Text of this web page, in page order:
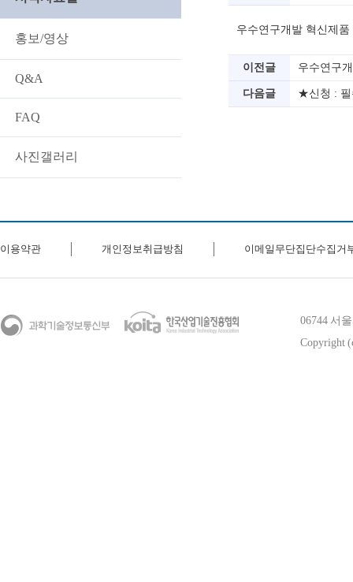
홍보/영상
Q&A
FAQ
사진갤러리
우수연구개발 혁신제
이전글 우수연구
다음글 ★신청 : 필
이용약관 개인정보취급방침 이메일무단집단수집거
06744 서
Copyright